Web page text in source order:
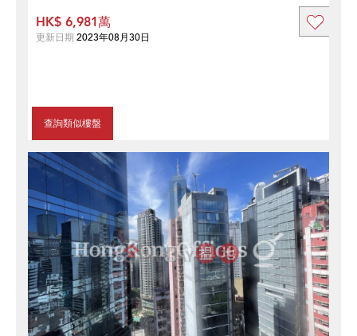
查詢類似樓盤
HK$ 6,981萬
更新日期 2023年08月30日